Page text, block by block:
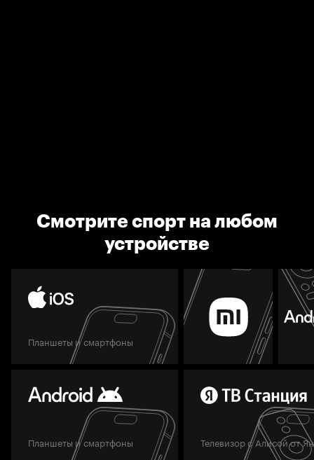
Смотрите спорт на любом
устройстве
Планшеты и смартфоны
Планшеты и смартфоны Телевизор с Алисой от